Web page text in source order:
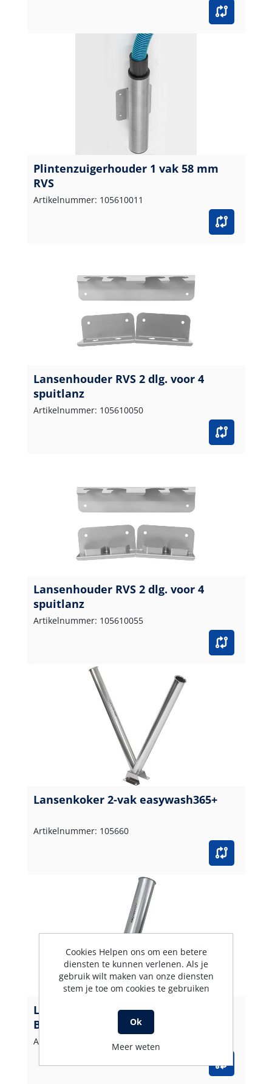
Plintenzuigerhouder 1 vak 58 mm
RVS
Artikelnummer: 105610011
Lansenhouder RVS 2 dlg. voor 4
spuitlanz
Artikelnummer: 105610050
Lansenhouder RVS 2 dlg. voor 4
spuitlanz
Artikelnummer: 105610055
Lansenkoker 2-vak easywash365+
Artikelnummer: 105660
Lansenkoker easywash365+ 100 mm
Bodemaan
Artikelnummer: 105626
Cookies Helpen ons om een betere
diensten te kunnen verlenen. Als je
gebruik wilt maken van onze diensten
stem je toe om cookies te gebruiken
Ok
Meer weten